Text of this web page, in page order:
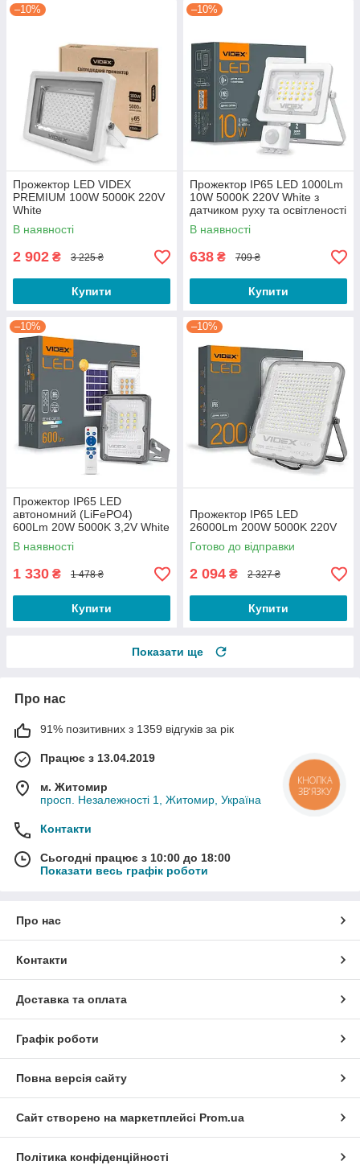
–10%
Прожектор LED VIDEX
PREMIUM 100W 5000K 220V
White
В наявності
2 902 ₴ 3 225 ₴
Купити
–10%
Прожектор IP65 LED 1000Lm
10W 5000K 220V White з
датчиком руху та освітленості
В наявності
638 ₴ 709 ₴
Купити
–10%
Прожектор IP65 LED
автономний (LiFePO4)
600Lm 20W 5000K 3,2V White
з пультом керування
В наявності
1 330 ₴ 1 478 ₴
Купити
–10%
Прожектор IP65 LED
26000Lm 200W 5000K 220V
Готово до відправки
2 094 ₴ 2 327 ₴
Купити
Показати ще
Про нас
91% позитивних з 1359 відгуків за рік
Працює з 13.04.2019
м. Житомир
просп. Незалежності 1, Житомир, Україна
Контакти
Сьогодні працює з 10:00 до 18:00
Показати весь графік роботи
Про нас
Контакти
Доставка та оплата
Графік роботи
Повна версія сайту
Сайт створено на маркетплейсі Prom.ua
Політика конфіденційності